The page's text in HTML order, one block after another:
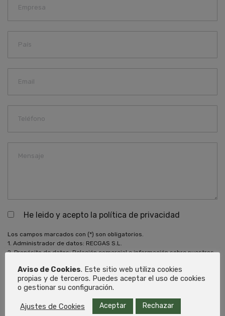
He leido y acepto la política de privacidad
Los campos marcados con (*) son obligatorios.
1. Administrador de datos: RECGAS S.L.
2. Propósito de datos: Relación comercial e información sobre nuestros
3. Almacenamiento de datos: Base de datos alojada en Cloudflare
4. Derechos: En cualquier momento puedelimitar, recuperar, y eliminar
su información.
Aviso de Cookies. Este sitio web utiliza cookies
propias y de terceros. Puedes aceptar el uso de cookies
o gestionar su configuración.
Ajustes de Cookies Aceptar Rechazar